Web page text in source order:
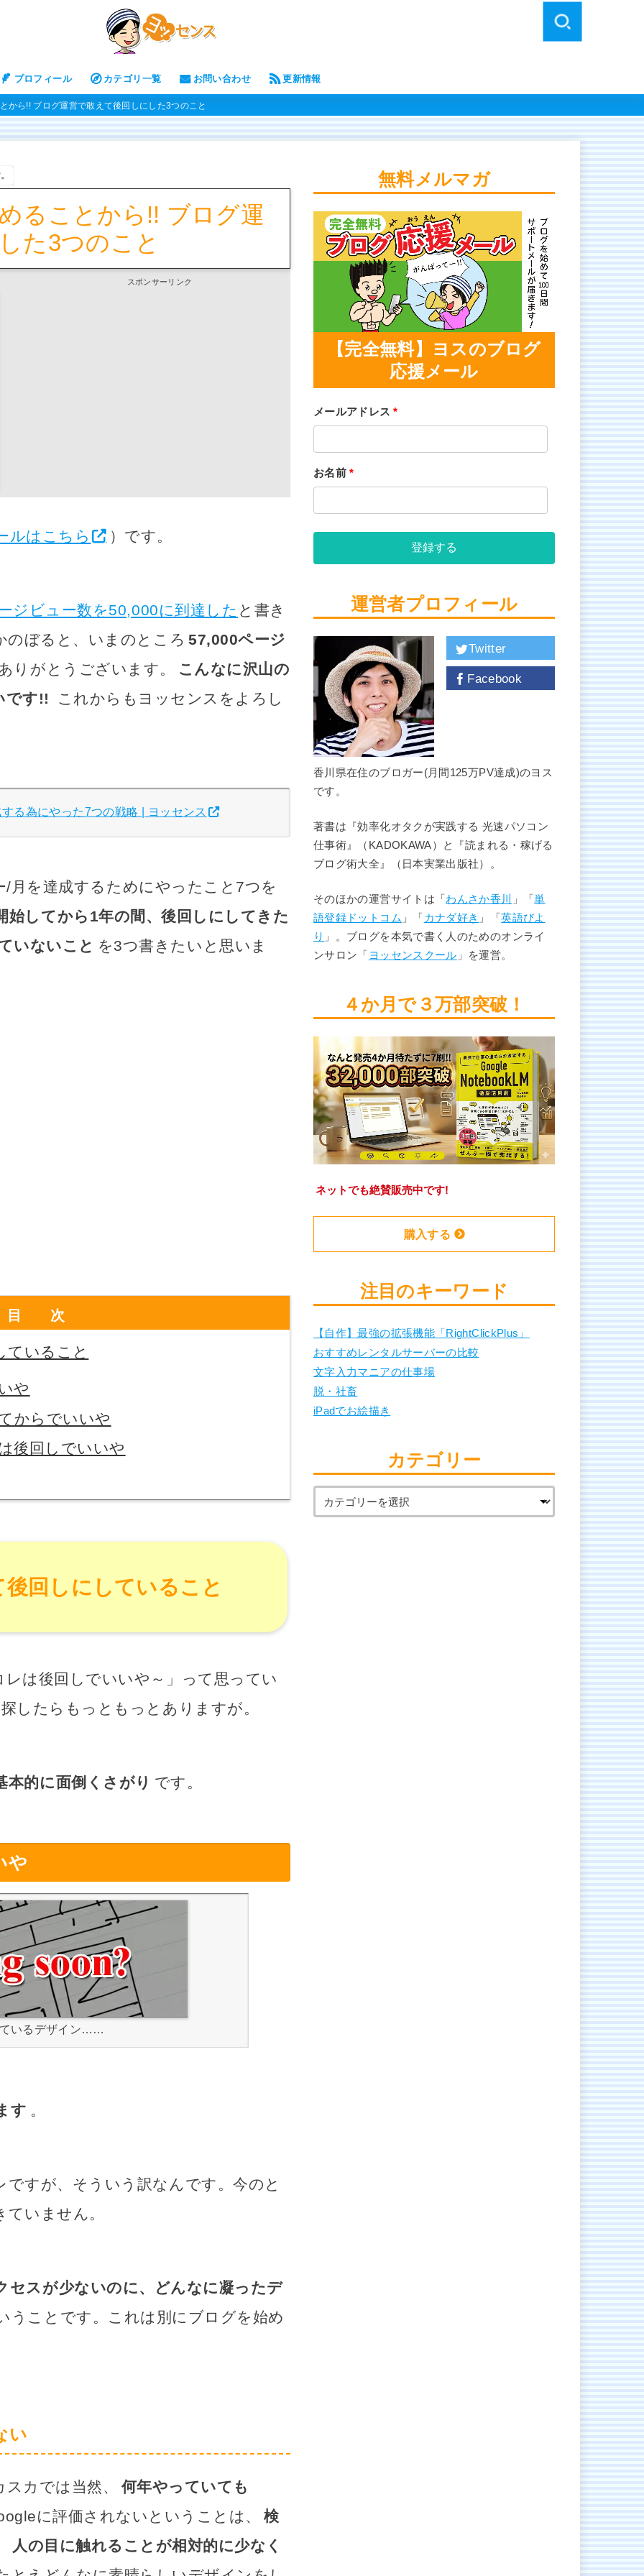
プロフィール カテゴリ一覧 お問い合わせ 更新情報
から!! ブログ運営で敢えて後回しにした3つのこと
ることから!! ブログ運
た3つのこと
スポンサーリンク
ルはこちら ）です。
ジビュー数を50,000に到達した と書き
のぼると、いまのところ 57,000ページ
りがとうございます。
こんなに沢山の
です!!
これからもヨッセンスをよろし
る為にやった7つの戦略 | ヨッセンス
月を達成するためにやったこと7つを
始してから1年の間、後回しにしてきた
いないこと を3つ書きたいと思いま
目次
ていること
や
からでいいや
後回しでいいや
回しにしていること
は後回しでいいや～」って思ってい
したらもっともっとありますが。
本的に面倒くさがり です。
や
いるデザイン……
す 。
すが、そういう訳なんです。今のと
いません。
セスが少ないのに、どんなに凝ったデ
うことです。これは別にブログを始め
い
カでは当然、
何年やっていても
に評価されないということは、
検
人の目に触れることが相対的に少なく
無料メルマガ
【完全無料】ヨスのブログ
応援メール
メールアドレス*
お名前*
登録する
運営者プロフィール
Twitter
Facebook
香川県在住のブロガー(月間125万PV達成)のヨス
です。
著書は『効率化オタクが実践する 光速パソコン
仕事術』（KADOKAWA）と『読まれる・稼げる
ブログ術大全』（日本実業出版社）。
そのほかの運営サイトは「わんさか香川 」「単
語登録ドットコム 」「 カナダ好き 」「英語びよ
り 」。ブログを本気で書く人のためのオンライ
ンサロン「 ヨッセンスクール 」を運営。
４か月で３万部突破！
ネットでも絶賛販売中です!
購入する
注目のキーワード
【自作】最強の拡張機能「RightClickPlus」
おすすめレンタルサーバーの比較
文字入力マニアの仕事場
脱・社畜
iPadでお絵描き
カテゴリー